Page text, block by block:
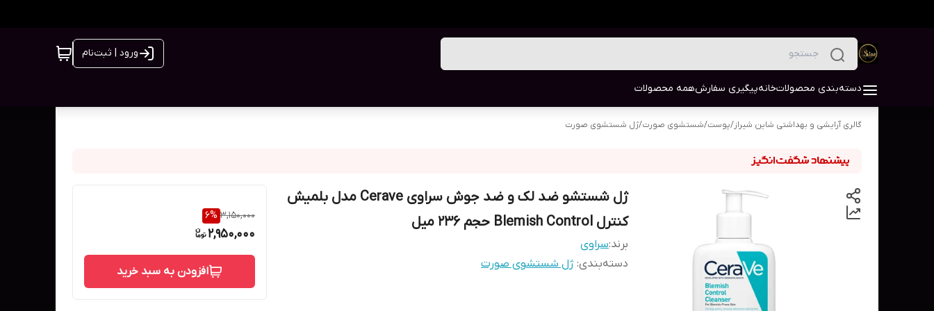
ورود | ثبت‌نام
دسته‌بندی محصولاتخانهپیگیری سفارشهمه محصولات
گالری آرایشی و بهداشتی شاین شیراز/پوست/شستشوی صورت/ژل شستشوی صورت
ژل شستشو ضد لک و ضد جوش سراوی Cerave مدل بلمیش
کنترل Blemish Control حجم ۲۳۶ میل
برند:سراوی
دسته‌بندی: ژل شستشوی صورت
3,150,000
6%
2,950,000
افزودن به سبد خرید